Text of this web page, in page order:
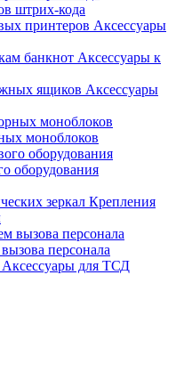
штрих-кода
Аксессуары
Аксессуары к
Аксессуары
моноблоков
оборудования
Крепления
персонала
Аксессуары для ТСД